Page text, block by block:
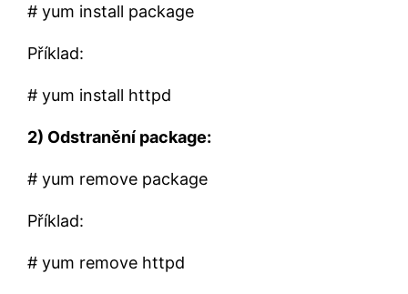
# yum install package
Příklad:
# yum install httpd
2) Odstranění package:
# yum remove package
Příklad:
# yum remove httpd